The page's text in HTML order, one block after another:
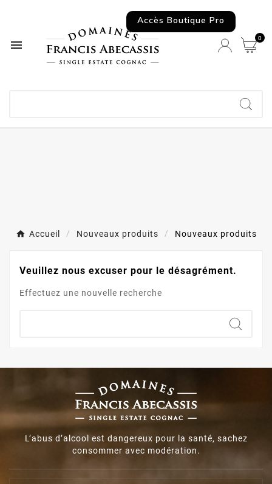
 0
Accueil Nouveaux produits Nouveaux produits
Veuillez nous excuser pour le désagrément.
Effectuez une nouvelle recherche
L’abus d’alcool est dangereux pour la santé, sachez
consommer avec modération.
Accès Boutique Pro